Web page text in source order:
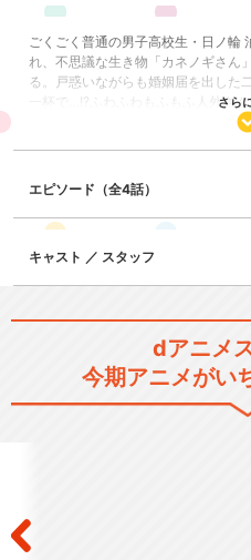
ごくごく普通の男子高校生・日ノ輪
れ、不思議な生き物「カネノギさん
る。戸惑いながらも婚姻届を出した
一杯で…!?ふわふわもふもふ人外さ
ショート
SF/ファンタジー
恋愛/ラブコメ
さら
エピソード（全4話）
キャスト ／ スタッフ
dアニメ
今期アニメがい